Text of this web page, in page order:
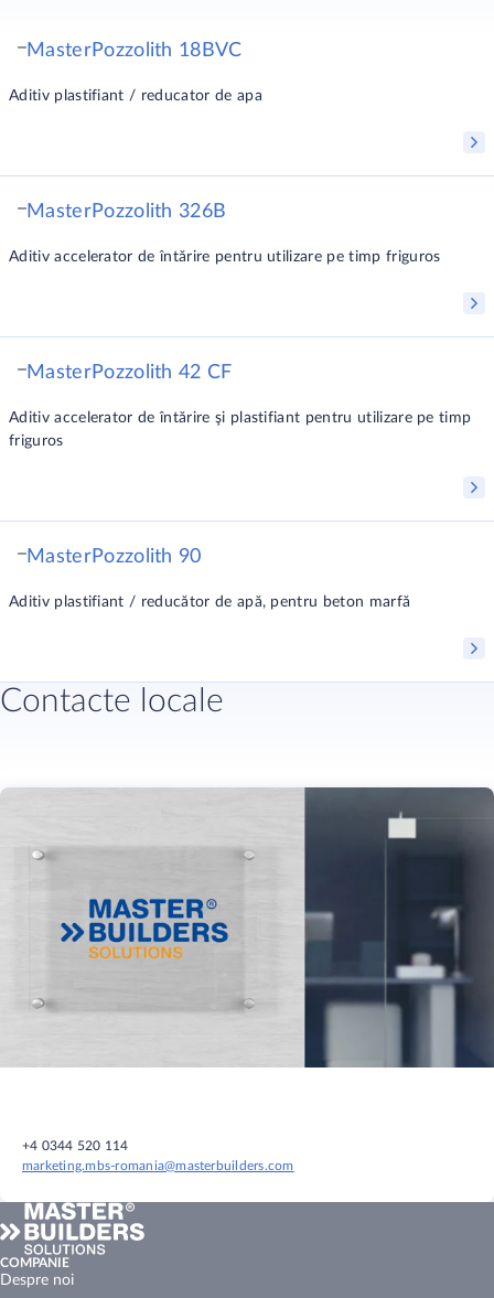
MasterPozzolith 18BVC
Aditiv plastifiant / reducator de apa
MasterPozzolith 326B
Aditiv accelerator de întărire pentru utilizare pe timp friguros
MasterPozzolith 42 CF
Aditiv accelerator de întărire şi plastifiant pentru utilizare pe timp
friguros
MasterPozzolith 90
Aditiv plastifiant / reducător de apă, pentru beton marfă
Contacte locale
+4 0344 520 114
marketing.mbs-romania@masterbuilders.com
COMPANIE
Despre noi